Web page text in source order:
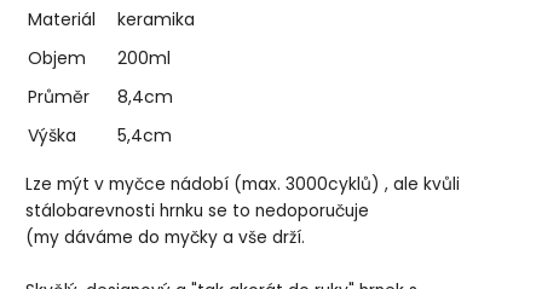
Materiál
keramika
Objem
200ml
Průměr
8,4cm
Výška
5,4cm
Lze mýt v myčce nádobí (max. 3000cyklů) , ale kvůli
stálobarevnosti hrnku se to nedoporučuje
(my dáváme do myčky a vše drží.